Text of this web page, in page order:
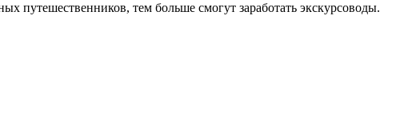
путешественников, тем больше смогут заработать экскурсоводы.